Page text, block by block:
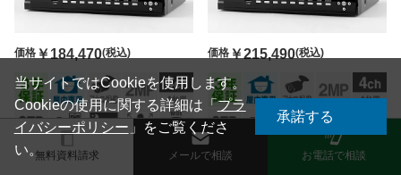
価格 ￥184,470(税込) 価格￥215,490(税込)
無料資料請求 メールで相談 お電話で相談
当サイトではCookieを使用します。
Cookieの使用に関する詳細は「プラ
イバシーポリシー 」をご覧くださ
い。
承諾する